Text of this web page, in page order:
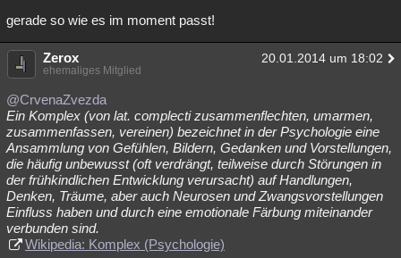
gerade so wie es im moment passt!
Zerox 20.01.2014 um 18:02
ehemaliges Mitglied
@CrvenaZvezda
Ein Komplex (von lat. complecti zusammenflechten, umarmen,
zusammenfassen, vereinen) bezeichnet in der Psychologie eine
Ansammlung von Gefühlen, Bildern, Gedanken und Vorstellungen,
die häufig unbewusst (oft verdrängt, teilweise durch Störungen in
der frühkindlichen Entwicklung verursacht) auf Handlungen,
Denken, Träume, aber auch Neurosen und Zwangsvorstellungen
Einfluss haben und durch eine emotionale Färbung miteinander
verbunden sind.
Wikipedia: Komplex (Psychologie)